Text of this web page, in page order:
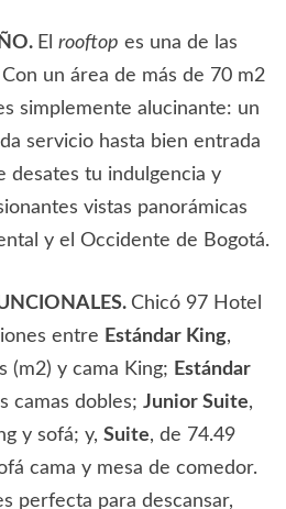
El rooftop es una de las
un área de más de 70 m2
simplemente alucinante: un
servicio hasta bien entrada
desates tu indulgencia y
vistas panorámicas
y el Occidente de Bogotá.
Chicó 97 Hotel
entre Estándar King,
(m2) y cama King; Estándar
camas dobles; Junior Suite,
y sofá; y, Suite, de 74.49
cama y mesa de comedor.
perfecta para descansar,